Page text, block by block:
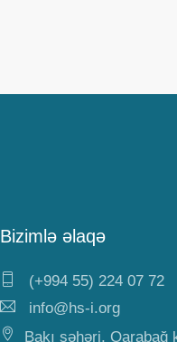
Bizimlə əlaqə
(+994 55) 224 07 72
info@hs-i.org
Bakı şəhəri, Qarabağ